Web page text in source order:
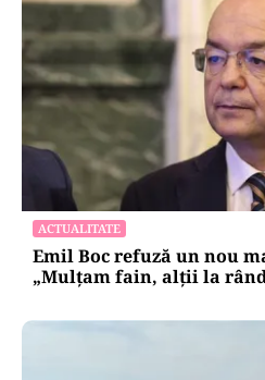
ACTUALITATE
Emil Boc refuză un nou
„Mulțam fain, alții la